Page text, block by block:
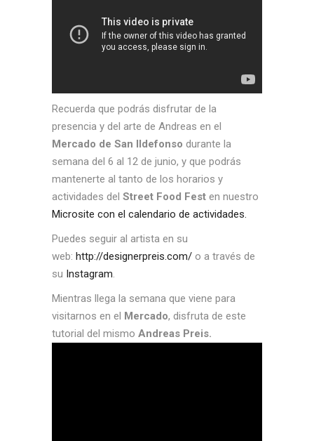
Recuerda que podrás disfrutar de la
presencia y del arte de Andreas en el
Mercado de San Ildefonso durante la
semana del 6 al 12 de junio, y que podrás
mantenerte al tanto de los horarios y
actividades del Street Food Fest en nuestro
Microsite con el calendario de actividades.
Puedes seguir al artista en su
web: http://designerpreis.com/ o a través de
su Instagram
Mientras llega la semana que viene para
visitarnos en el Mercado, disfruta de este
tutorial del mismo Andreas Preis.